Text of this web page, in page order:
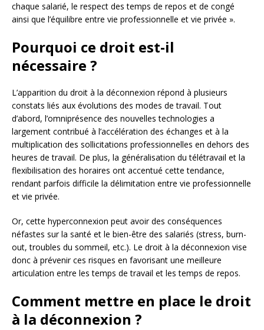
chaque salarié, le respect des temps de repos et de congé
ainsi que l’équilibre entre vie professionnelle et vie privée ».
Pourquoi ce droit est-il
nécessaire ?
L’apparition du droit à la déconnexion répond à plusieurs
constats liés aux évolutions des modes de travail. Tout
d’abord, l’omniprésence des nouvelles technologies a
largement contribué à l’accélération des échanges et à la
multiplication des sollicitations professionnelles en dehors des
heures de travail. De plus, la généralisation du télétravail et la
flexibilisation des horaires ont accentué cette tendance,
rendant parfois difficile la délimitation entre vie professionnelle
et vie privée.
Or, cette hyperconnexion peut avoir des conséquences
néfastes sur la santé et le bien-être des salariés (stress, burn-
out, troubles du sommeil, etc.). Le droit à la déconnexion vise
donc à prévenir ces risques en favorisant une meilleure
articulation entre les temps de travail et les temps de repos.
Comment mettre en place le droit
à la déconnexion ?